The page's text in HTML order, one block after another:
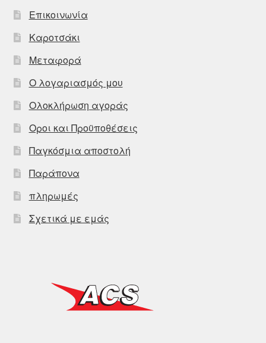
Επικοινωνία
Καροτσάκι
Μεταφορά
Ο λογαριασμός μου
Ολοκλήρωση αγοράς
Οροι και Προϋποθέσεις
Παγκόσμια αποστολή
Παράπονα
πληρωμές
Σχετικά με εμάς